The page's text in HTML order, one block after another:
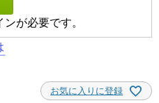
が必要です。
お気に入りに登録